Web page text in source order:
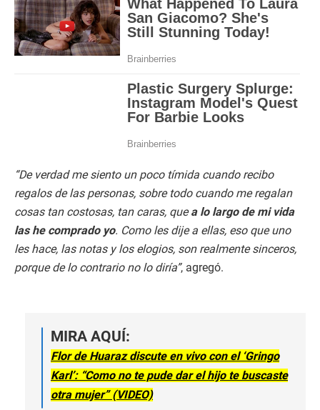
“De verdad me siento un poco tímida cuando recibo
regalos de las personas, sobre todo cuando me regalan
cosas tan costosas, tan caras, quea lo largo de mi vida
las he comprado yo. Como les dije a ellas, eso que uno
les hace, las notas y los elogios, son realmente sinceros,
porque de lo contrario no lo diría”, agregó.
MIRA AQUÍ:
Flor de Huaraz discute en vivo con el ‘Gringo
Karl’: “Como no te pude dar el hijo te buscaste
otra mujer” (VIDEO)